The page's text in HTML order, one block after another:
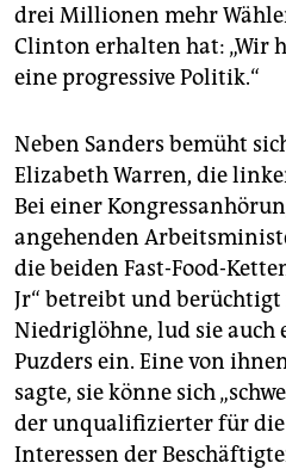
drei Millionen mehr
Clinton erhalten hat: „Wir
eine progressive Politik.“
Neben Sanders bemüht
Elizabeth Warren, die
Bei einer
angehenden
die beiden Fast-Food-
Jr“ betreibt und
Niedriglöhne, lud sie auch
Puzders ein. Eine von
sagte, sie könne sich
der unqualifizierter für
Interessen der